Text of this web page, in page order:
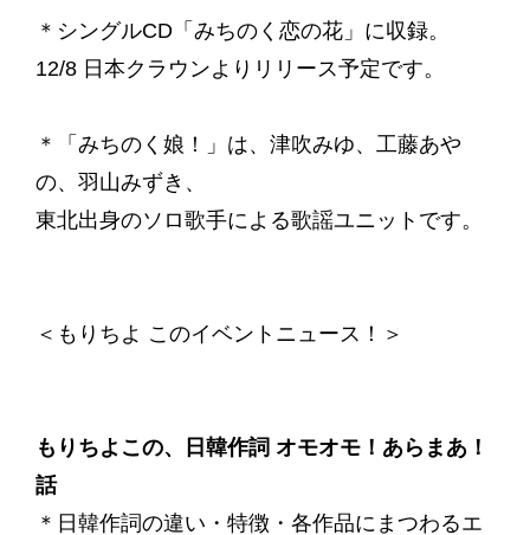
＊シングルCD「みちのく恋の花」に収録。
12/8 日本クラウンよりリリース予定です。
＊「みちのく娘！」は、津吹みゆ、工藤あや
の、羽山みずき、
東北出身のソロ歌手による歌謡ユニットです。
＜もりちよ このイベントニュース！＞
もりちよこの、日韓作詞 オモオモ！あらまあ！
話
＊日韓作詞の違い・特徴・各作品にまつわるエ